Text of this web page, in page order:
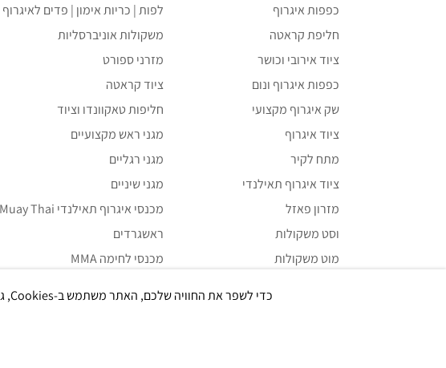
כפפות איגרוף
חליפת קראטה
ציוד אירובי וכושר
כפפות איגרוף ונום
שק איגרוף מקצועי
ציוד איגרוף
מתח לקיר
ציוד איגרוף תאילנדי
מזרון פאזל
וסט משקולות
מוט משקולות
לפות | כריות אימון | פדים לאיגרוף
משקולות אוניברסליות
מזרני ספורט
ציוד קראטה
חליפות טאקוונדו וציוד
מגני ראש מקצועיים
מגני רגליים
מגני שיניים
מכנסי איגרוף תאילנדי Muay Thai
ראשגרדים
מכנסי לחימה MMA
כדי לשפר את החוויה שלכם, האתר משתמש ב-Cookies, גם מצדדים שלישיים. על ידי המשך גלישה באתר אתה מקבל את